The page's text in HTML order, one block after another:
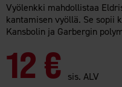
Vyölenkki mahdollistaa
kantamisen vyöllä. Se sopii
Kansbolin ja Garbergin
12 € sis. ALV